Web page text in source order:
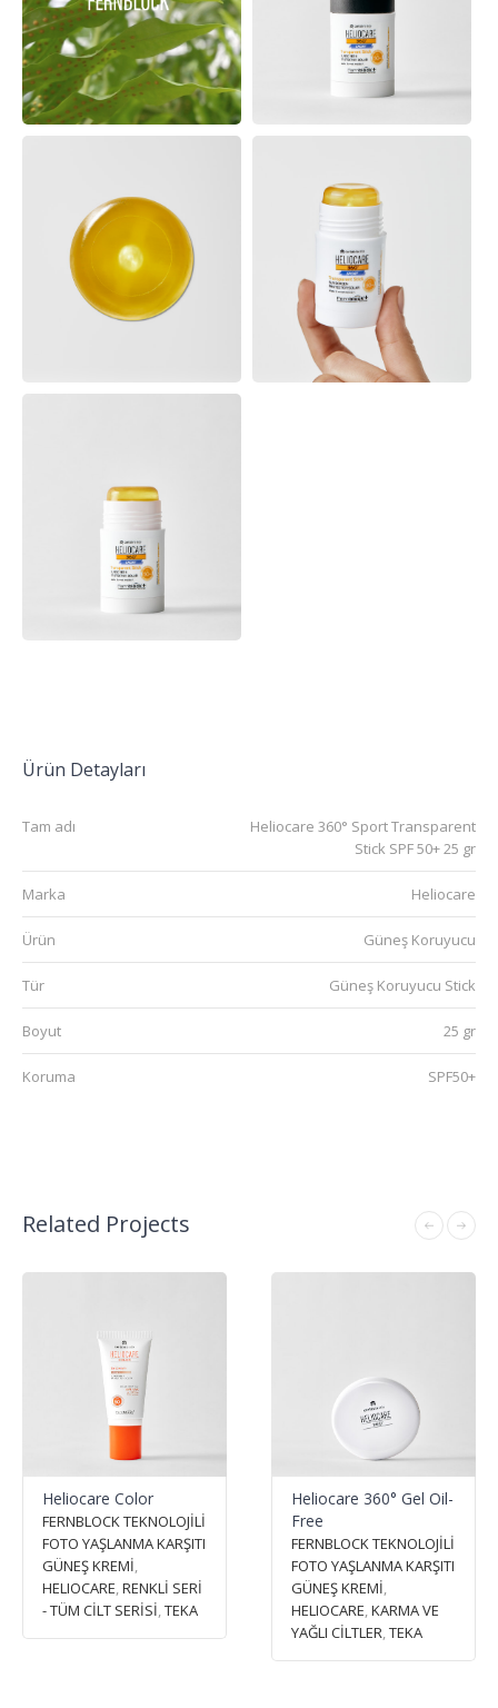
Ürün Detayları
Tam adı
Heliocare 360° Sport Transparent
Stick SPF 50+ 25 gr
Marka Heliocare
Ürün Güneş Koruyucu
Tür Güneş Koruyucu Stick
Boyut 25 gr
Koruma SPF50+
Related Projects
Heliocare Color
FERNBLOCK TEKNOLOJİLİ
FOTO YAŞLANMA KARŞITI
GÜNEŞ KREMİ,
HELIOCARE,RENKLİ SERİ
- TÜM CİLT SERİSİ,TEKA
Heliocare 360° Gel Oil-
Free
FERNBLOCK TEKNOLOJİLİ
FOTO YAŞLANMA KARŞITI
GÜNEŞ KREMİ,
HELIOCARE,KARMA VE
YAĞLI CİLTLER,TEKA